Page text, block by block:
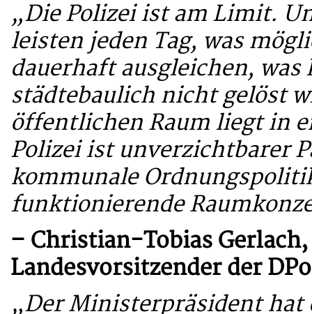
„Die Polizei ist am Limit.
leisten jeden Tag, was
dauerhaft ausgleichen,
städtebaulich nicht gelöst
öffentlichen Raum liegt in
Polizei ist unverzichtbarer
kommunale
funktionierende
– Christian-Tobias
Landesvorsitzender der
„Der Ministerpräsident